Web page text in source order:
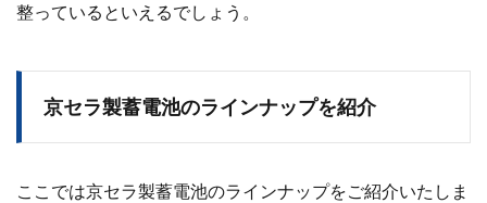
整っているといえるでしょう。
京セラ製蓄電池のラインナップを紹介
ここでは京セラ製蓄電池のラインナップをご紹介いたしま